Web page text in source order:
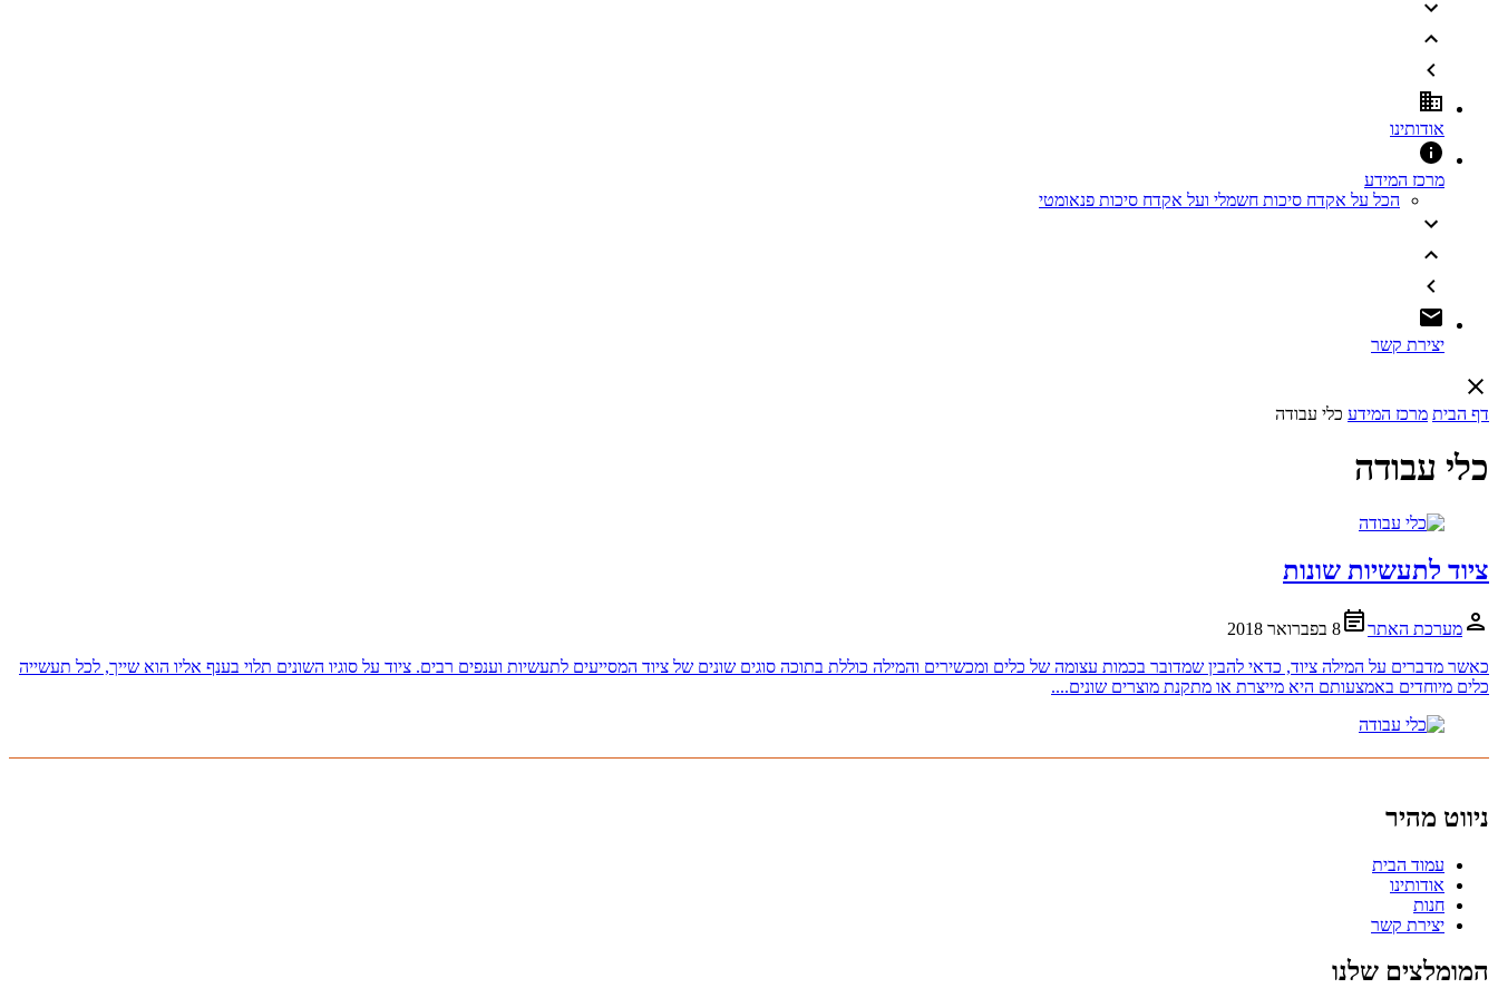
אודותינו
מרכז המידע
הכל על אקדח סיכות חשמלי ועל אקדח סיכות פנאומטי
יצירת קשר
דף הבית מרכז המידע כלי עבודה
כלי עבודה
ציוד לתעשיות שונות
מערכת האתר
8 בפברואר 2018
כאשר מדברים על המילה ציוד, כדאי להבין שמדובר בכמות עצומה של כלים ומכשירים והמילה כוללת בתוכה סוגים שונים של ציוד המסייעים לתעשיות וענפים רבים. ציוד על סוגיו השונים תלוי בענף אליו הוא שייך, לכל תעשייה
כלים מיוחדים באמצעותם היא מייצרת או מתקנת מוצרים שונים....
ניווט מהיר
עמוד הבית
אודותינו
חנות
יצירת קשר
המומלצים שלנו